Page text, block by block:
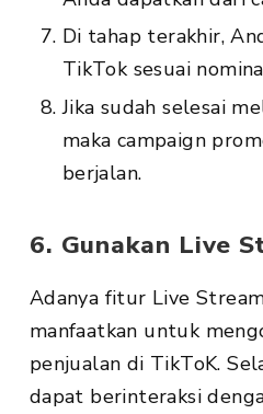
Di tahap terakhir,
TikTok sesuai
Jika sudah selesai
maka campaign
berjalan.
6. Gunakan Live
Adanya fitur Live
manfaatkan untuk
penjualan di TikToK.
dapat berinteraksi